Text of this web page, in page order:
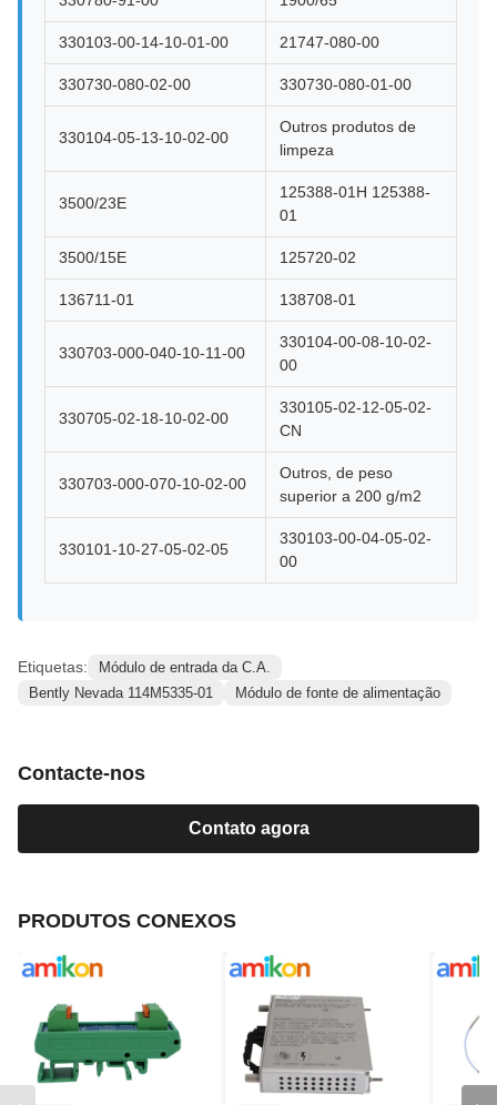
330103-00-14-10-01-00 21747-080-00
330730-080-02-00 330730-080-01-00
330104-05-13-10-02-00
Outros produtos de
limpeza
3500/23E
125388-01H 125388-
01
3500/15E 125720-02
136711-01 138708-01
330703-000-040-10-11-00
330104-00-08-10-02-
00
330705-02-18-10-02-00
330105-02-12-05-02-
CN
330703-000-070-10-02-00
Outros, de peso
superior a 200 g/m2
330101-10-27-05-02-05
330103-00-04-05-02-
00
Etiquetas:
Módulo de entrada da C.A.
Bently Nevada 114M5335-01
Módulo de fonte de alimentação
Contacte-nos
Contato agora
PRODUTOS CONEXOS